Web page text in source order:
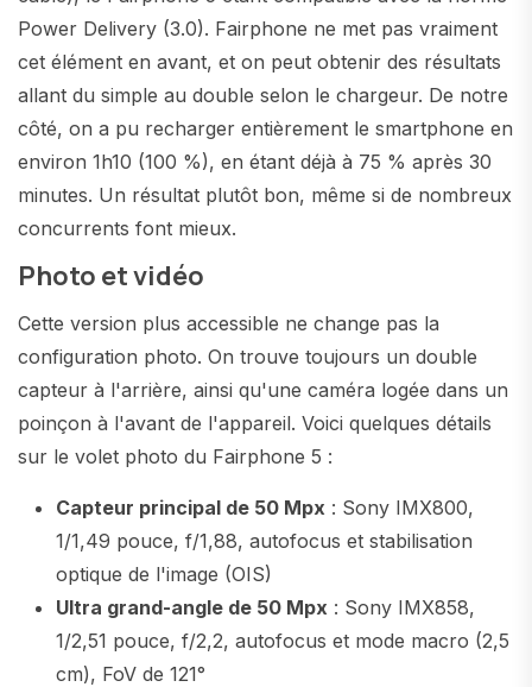
Power Delivery (3.0). Fairphone ne met pas vraiment
cet élément en avant, et on peut obtenir des résultats
allant du simple au double selon le chargeur. De notre
côté, on a pu recharger entièrement le smartphone en
environ 1h10 (100 %), en étant déjà à 75 % après 30
minutes. Un résultat plutôt bon, même si de nombreux
concurrents font mieux.
Photo et vidéo
Cette version plus accessible ne change pas la
configuration photo. On trouve toujours un double
capteur à l'arrière, ainsi qu'une caméra logée dans un
poinçon à l'avant de l'appareil. Voici quelques détails
sur le volet photo du Fairphone 5 :
Capteur principal de 50 Mpx : Sony IMX800,
1/1,49 pouce, f/1,88, autofocus et stabilisation
optique de l'image (OIS)
Ultra grand-angle de 50 Mpx : Sony IMX858,
1/2,51 pouce, f/2,2, autofocus et mode macro (2,5
cm), FoV de 121°